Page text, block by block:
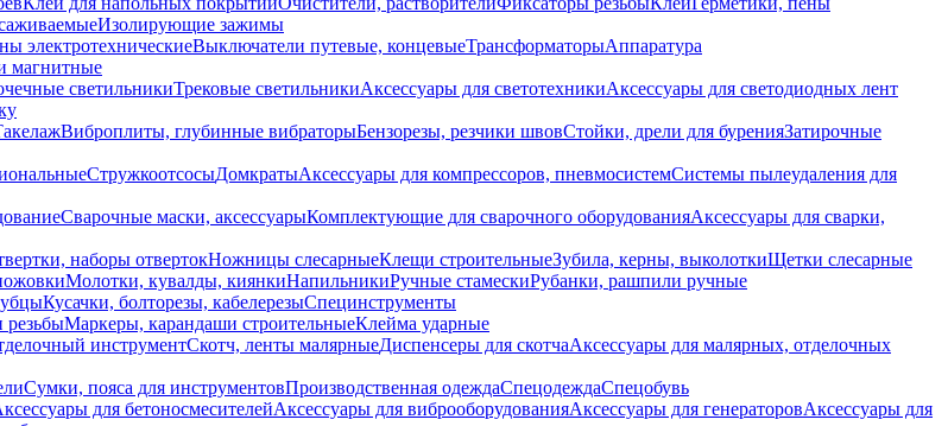
Изолирующие зажимы
электротехническиеВыключатели путевые, концевыеТрансформаторыАппаратура
магнитные
светильникиТрековые светильникиАксессуары для светотехникиАксессуары для светодиодных лент
Виброплиты, глубинные вибраторыБензорезы, резчики швовСтойки, дрели для буренияЗатирочные
СтружкоотсосыДомкратыАксессуары для компрессоров, пневмосистемСистемы пылеудаления для
Сварочные маски, аксессуарыКомплектующие для сварочного оборудованияАксессуары для сварки,
наборы отвертокНожницы слесарныеКлещи строительныеЗубила, керны, выколоткиЩетки слесарные
Молотки, кувалды, киянкиНапильникиРучные стамескиРубанки, рашпили ручные
Кусачки, болторезы, кабелерезыСпецинструменты
резьбыМаркеры, карандаши строительныеКлейма ударные
инструментСкотч, ленты малярныеДиспенсеры для скотчаАксессуары для малярных, отделочных
Сумки, пояса для инструментовПроизводственная одеждаСпецодеждаСпецобувь
для бетоносмесителейАксессуары для виброоборудованияАксессуары для генераторовАксессуары для